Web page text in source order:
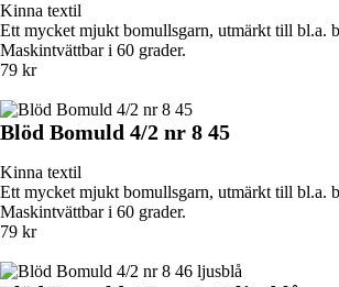
Kinna textil
Ett mycket mjukt bomullsgarn, utmärkt till bl.a.
Maskintvättbar i 60 grader.
79 kr
Blöd Bomuld 4/2 nr 8 45
Kinna textil
Ett mycket mjukt bomullsgarn, utmärkt till bl.a.
Maskintvättbar i 60 grader.
79 kr